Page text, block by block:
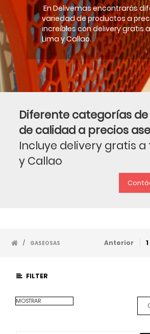
En Delivemas encontrarás
variedad de productos a
increíbles con delivery gratis
Lima y Callao.
Diferente categorías
de calidad a precios
Incluye delivery gratis a
y Callao
/ GASEOSAS Anterior 1
FILTER
MOSTRAR